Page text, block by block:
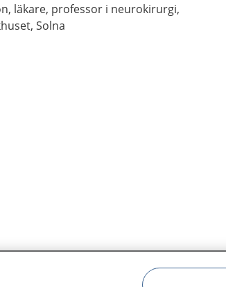
läkare, professor i neurokirurgi,
Solna